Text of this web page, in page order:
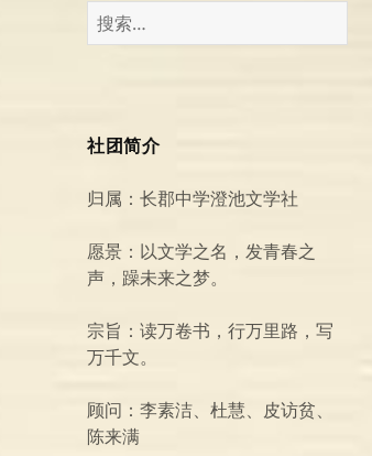
搜
索：
社团简介
归属：长郡中学澄池文学社
愿景：以文学之名，发青春之
声，躁未来之梦。
宗旨：读万卷书，行万里路，写
万千文。
顾问：李素洁、杜慧、皮访贫、
陈来满